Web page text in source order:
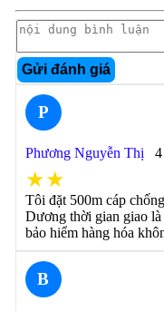
Gửi đánh giá
P
Phương Nguyễn Thị
★★
Tôi đặt 500m cáp
Dương thời gian giao
bảo hiểm hàng hóa
B